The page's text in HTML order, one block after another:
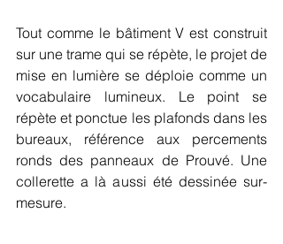
Tout comme le bâtiment V est construit
sur une trame qui se répète, le projet de
mise en lumière se déploie comme un
vocabulaire lumineux. Le point se
répète et ponctue les plafonds dans les
bureaux, référence aux percements
ronds des panneaux de Prouvé. Une
collerette a là aussi été dessinée sur-
mesure.